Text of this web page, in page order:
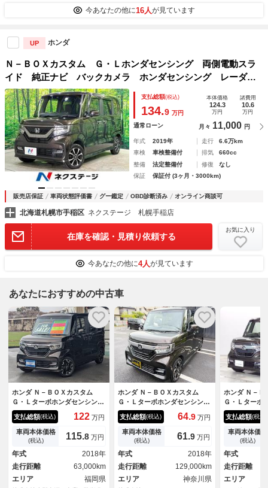
今あなたの他に16人が見ています
UP ホンダ
Ｎ－ＢＯＸカスタム Ｇ・Ｌホンダセンシング 両側電動スラ
イド 純正ナビ バックカメラ ホンダセンシング レーダー
クルーズ 車線逸脱警報 オートハイビーム ＬＥＤヘッド
シートヒーター コーナーセンサー ＥＴＣ
支払総額(税込)
134.9 万円
本体価格
124.3
万円
諸費用
10.6
万円
通常ローン 月々 11,000 円
年式 2019年 走行
6.6万km
車検
車検整備付 排気
660cc
整備
法定整備付 修復
なし
保証
保証付 (3ヶ月・3000km)
販売店保証 車両状態評価書 グー鑑定 OBD診断済み オンライン商談可
北海道札幌市手稲区 ネクステージ 札幌手稲店
在庫を確認・見積り依頼する
お気に入り
今あなたの他に4人が見ています
あなたにおすすめの中古車
ホンダ Ｎ－ＢＯＸカスタム
Ｇ・Ｌターボホンダセンシン
グ 純正ディスプレイオーディ
オ 両側パワードア 衝突軽減
装置 新車保証書 Ｂｌｕｅｔ
ｏｏｔｈ バックカメラ ＥＴ
Ｃ クルコン パドルシフト
ＴＶ ＨＤＭＩ接続 ハーフレ
ザーシート ステリモ 純正１
５ＡＷ 革巻ハンドル ＬＥＤ
支払総額(税込) 122 万円
車両本体価格
(税込) 115.8 万円
年式
2018年
走行距離
63,000km
エリア
福岡県
ホンダ Ｎ－ＢＯＸカスタム
Ｇ・Ｌターボホンダセンシン
グ 全国対応１年保証付 衝突
軽減ブレーキ ターボ パドル
シフト 純正ＯＰ９インチナ
ビ 地デジ Ｂｌｕｅｔｏｏｔ
ｈ Ｂカメラ １５インチアル
ミ 両側パワスラ ドライブレ
コーダー 半革シート 左側面
凹みあり
支払総額(税込) 64.9 万円
車両本体価格
(税込) 61.9 万円
年式
2018年
走行距離
129,000km
エリア
神奈川県
ホンダ Ｎ－Ｂ
Ｇ・Ｌターボ
グ そのまん
ー ナビ フ
ウンドブー
ｔｈ １５イ
パワスラ ク
フト ＶＳＡ
コ 衝突被害
支払総額(税込)
車両本体価格
(税込)
年式
走行距離
エリア